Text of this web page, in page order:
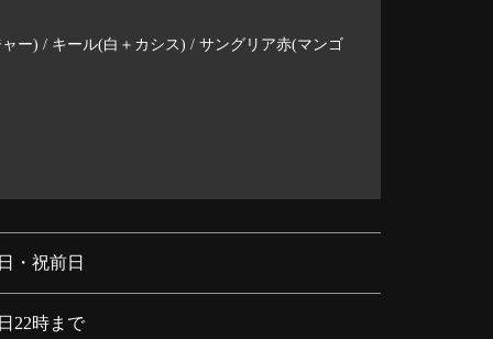
ー) / キール(白＋カシス) / サングリア赤(マンゴ
・祝前日
22時まで